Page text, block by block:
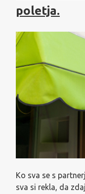
poletja.
Ko sva se s
sva si rekla, da